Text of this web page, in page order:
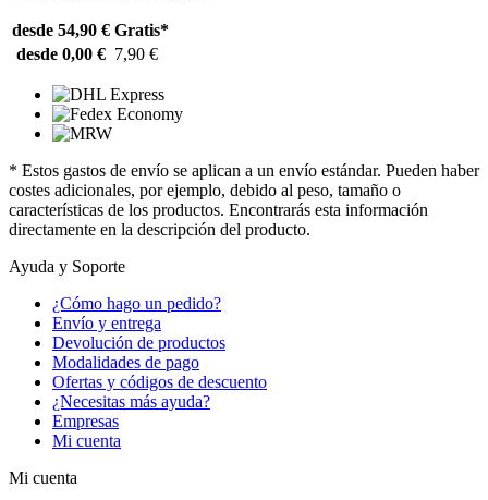
desde 54,90 € Gratis*
desde 0,00 € 7,90 €
* Estos gastos de envío se aplican a un envío estándar. Pueden haber
costes adicionales, por ejemplo, debido al peso, tamaño o
características de los productos. Encontrarás esta información
directamente en la descripción del producto.
Ayuda y Soporte
¿Cómo hago un pedido?
Envío y entrega
Devolución de productos
Modalidades de pago
Ofertas y códigos de descuento
¿Necesitas más ayuda?
Empresas
Mi cuenta
Mi cuenta